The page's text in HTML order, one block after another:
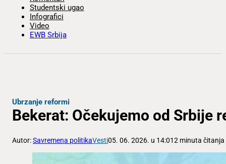
Studentski ugao
Infografici
Video
EWB Srbija
Ubrzanje reformi
Bekerat: Očekujemo od Srbije
Autor:Savremena politikaVesti05. 06. 2026. u 14:012 minuta čitanja